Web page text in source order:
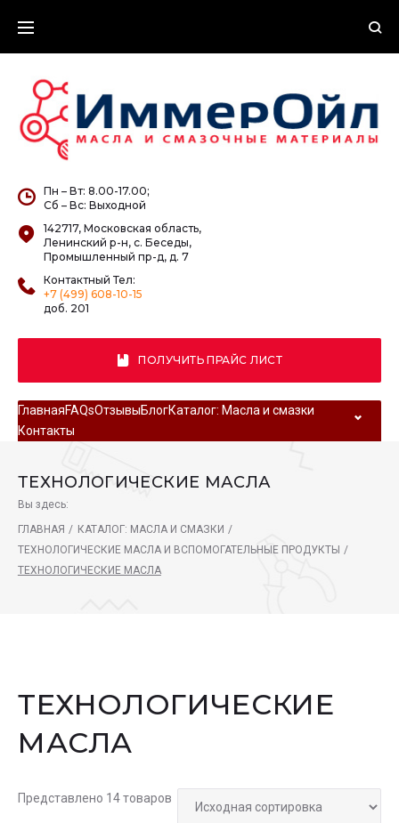
Пн – Вт: 8.00-17.00;
Сб – Вс: Выходной
142717, Московская область,
Ленинский р-н, с. Беседы,
Промышленный пр-д, д. 7
Контактный Тел:
+7 (499) 608-10-15
доб. 201
ПОЛУЧИТЬ ПРАЙС ЛИСТ
ГлавнаяFAQsОтзывыБлогКаталог: Масла и смазки
Контакты
ТЕХНОЛОГИЧЕСКИЕ МАСЛА
Вы здесь:
ГЛАВНАЯ / КАТАЛОГ: МАСЛА И СМАЗКИ /
ТЕХНОЛОГИЧЕСКИЕ МАСЛА И ВСПОМОГАТЕЛЬНЫЕ ПРОДУКТЫ /
ТЕХНОЛОГИЧЕСКИЕ МАСЛА
ТЕХНОЛОГИЧЕСКИЕ
МАСЛА
Представлено 14 товаров